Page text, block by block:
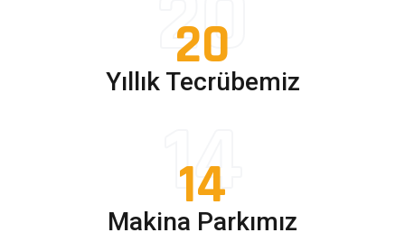
20
Yıllık Tecrübemiz
14
14
Makina Parkımız